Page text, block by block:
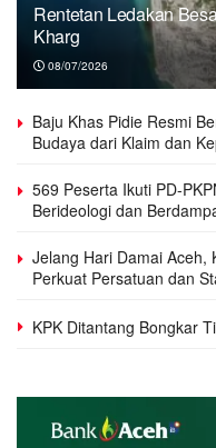
Rentetan Ledakan
Kharg
08/07/2026
Baju Khas Pidie Resmi
Budaya dari Klaim dan
569 Peserta Ikuti PD-
Berideologi dan
Jelang Hari Damai Aceh,
Perkuat Persatuan dan
KPK Ditantang Bongkar